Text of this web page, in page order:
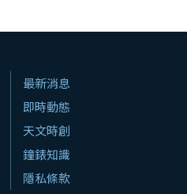
最新消息
即時動態
天文時創
鐘錶知識
隱私條款